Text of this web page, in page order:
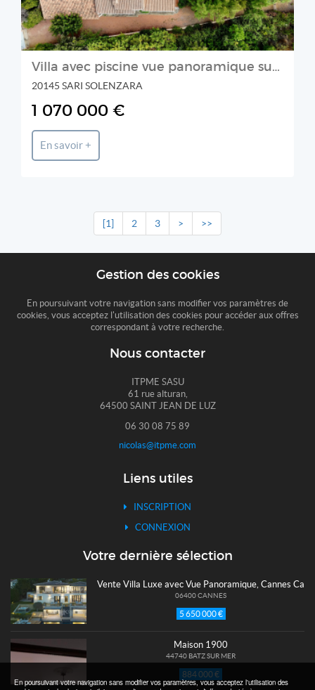
Villa avec piscine vue panoramique sur la mer
20145 SARI SOLENZARA
1 070 000 €
En savoir +
[1] 2 3 > >>
Gestion des cookies
En poursuivant votre navigation sans modifier vos paramètres de
cookies, vous acceptez l'utilisation des cookies pour accéder aux offres
correspondant à votre recherche.
Nous contacter
ITPME SASU
61 rue alturan,
64500 SAINT JEAN DE LUZ
06 30 08 75 89
nicolas@itpme.com
Liens utiles
INSCRIPTION
CONNEXION
Votre dernière sélection
Vente Villa Luxe avec Vue Panoramique, Cannes
06400 CANNES
5 650 000 €
Maison 1900
44740 BATZ SUR MER
884 000 €
En poursuivant votre navigation sans modifier vos paramètres, vous acceptez l'utilisation des